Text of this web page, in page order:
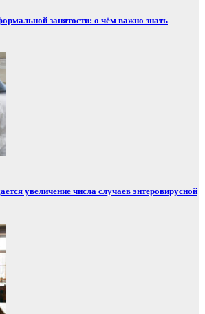
занятости: о чём важно знать
увеличение числа случаев энтеровирусной